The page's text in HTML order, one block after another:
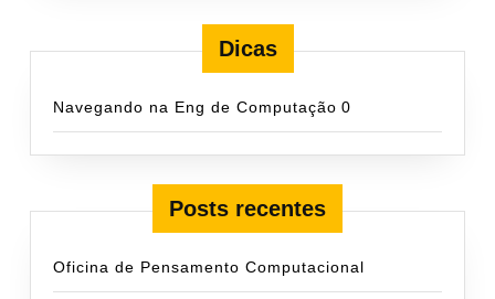
Dicas
Navegando na Eng de Computação 0
Posts recentes
Oficina de Pensamento Computacional